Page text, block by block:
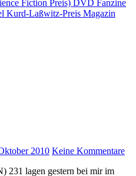
Fiction Preis) DVD Fanzine
Kurd-Laßwitz-Preis Magazin
2010 Keine Kommentare